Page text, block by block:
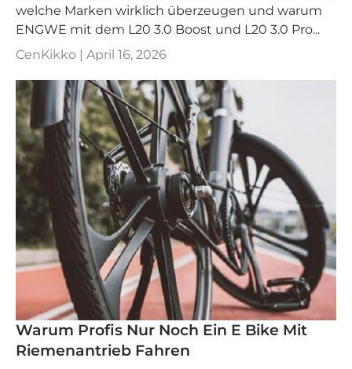
welche Marken wirklich überzeugen und warum
ENGWE mit dem L20 3.0 Boost und L20 3.0 Pro...
CenKikko | April 16, 2026
Warum Profis Nur Noch Ein E Bike Mit
Riemenantrieb Fahren